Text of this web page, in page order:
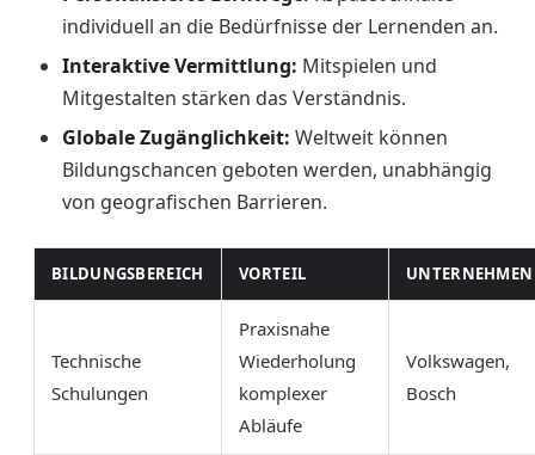
individuell an die Bedürfnisse der Lernenden an.
Interaktive Vermittlung: Mitspielen und
Mitgestalten stärken das Verständnis.
Globale Zugänglichkeit: Weltweit können
Bildungschancen geboten werden, unabhängig
von geografischen Barrieren.
BILDUNGSBEREICH VORTEIL UNTERNEHMEN
Technische
Schulungen
Praxisnahe
Wiederholung
komplexer
Abläufe
Volkswagen,
Bosch